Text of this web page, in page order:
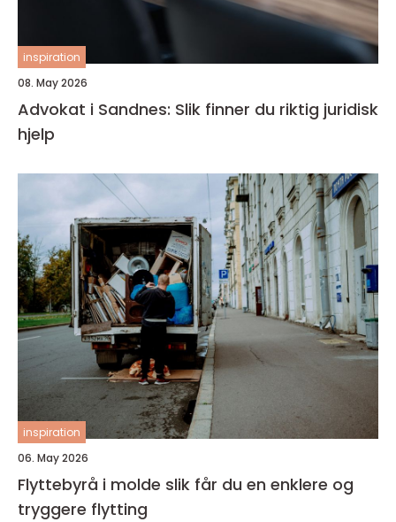
inspiration
08. May 2026
Advokat i Sandnes: Slik finner du riktig juridisk
hjelp
inspiration
06. May 2026
Flyttebyrå i molde slik får du en enklere og
tryggere flytting